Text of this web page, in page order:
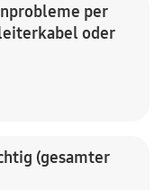
per
oder
(gesamter